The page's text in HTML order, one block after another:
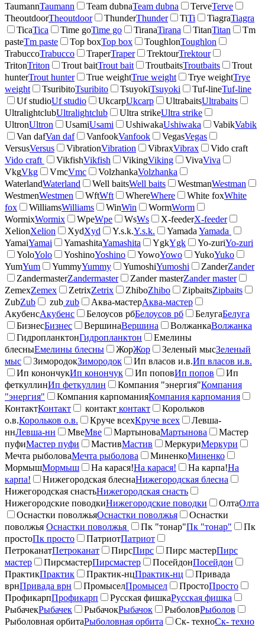
TaumannTaumann Team dubnaTeam dubna TerveTerve
TheoutdoorTheoutdoor ThunderThunder TiTi TiagraTiagra
TicaTica Time goTime go TiranaTirana TitanTitan
Tm
pasteTm paste Top boxTop box ToughlonToughlon
TrabuccoTrabucco TraperTraper TrektourTrektour
TritonTriton Trout baitTrout bait TroutbaitsTroutbaits
Trout
hunterTrout hunter True weightTrue weight Trye weightTrye
weight
TsuribitoTsuribito TsuyokiTsuyoki Tuf-lineTuf-line
Uf studioUf studio UkcarpUkcarp UltrabaitsUltrabaits
UltralightclubUltralightclub Ultra strikeUltra strike
UltronUltron UsamiUsami UshiwakaUshiwaka VabikVabik
Van dafVan daf VanfookVanfook VegasVegas
VersusVersus VibrationVibration VibraxVibrax
Vido craft
Vido craft
VikfishVikfish VikingViking VivaViva
VkgVkg VmcVmc VolzhankaVolzhanka
WaterlandWaterland Well baitsWell baits WestmanWestman
WestmenWestmen WftWft WhereWhere White foxWhite
fox
WilliamsWilliams WinWin WormWorm
WormixWormix WpeWpe WsWs X-feederX-feeder
XelionXelion XydXyd Y.s.k.Y.s.k. Yamada Yamada
YamaiYamai YamashitaYamashita YgkYgk Yo-zuriYo-zuri
YoloYolo YoshinoYoshino YowoYowo YukoYuko
YumYum YummyYummy YumoshiYumoshi ZanderZander
ZandermasterZandermaster Zander masterZander master
ZemexZemex ZetrixZetrix ZhiboZhibo ZipbaitsZipbaits
ZubZub zub zub Аква-мастерАква-мастер
АкубенсАкубенс Белоусов рбБелоусов рб БелугаБелуга
БизнесБизнес ВершинаВершина ВолжанкаВолжанка
ГидропланктонГидропланктон
Емелины
блесныЕмелины блесны ЖорЖор Зеленый мысЗеленый
мыс
ЗимородокЗимородок Ип власов и.в.Ип власов и.в.
Ип конончукИп конончук Ип поповИп попов
Ип
феткуллинИп феткуллин Компания "энергия"Компания
"энергия"
Компания карпоманияКомпания карпомания
КонтактКонтакт контакт контакт
Корольков
о.в.Корольков о.в. Круче всехКруче всех
Левша-
ннЛевша-нн МвеМве МартыноваМартынова
Мастер
пуфиМастер пуфи МастивМастив МеркуриМеркури
Мечта рыболоваМечта рыболова МиненкоМиненко
МормышМормыш На карася!На карася! На карпа!На
карпа!
Нижегородская блеснаНижегородская блесна
Нижегородская снастьНижегородская снасть
Нижегородские поводкиНижегородские поводки ОлтаОлта
Оснастки поволжьяОснастки поволжья
Оснастки
поволжья Оснастки поволжья Пк "тонар"Пк "тонар"
Пк
простоПк просто ПатриотПатриот
ПетроканатПетроканат ПирсПирс Пирс мастерПирс
мастер
ПирсмастерПирсмастер ПосейдонПосейдон
ПрактикПрактик Практик-нцПрактик-нц
Привада
врнПривада врн ПромыселПромысел ПростоПросто
ПрофикарпПрофикарп Русская фишкаРусская фишка
РыбачекРыбачек РыбачокРыбачок РыболовРыболов
Рыболовная орбитаРыболовная орбита Ск- техноСк- техно